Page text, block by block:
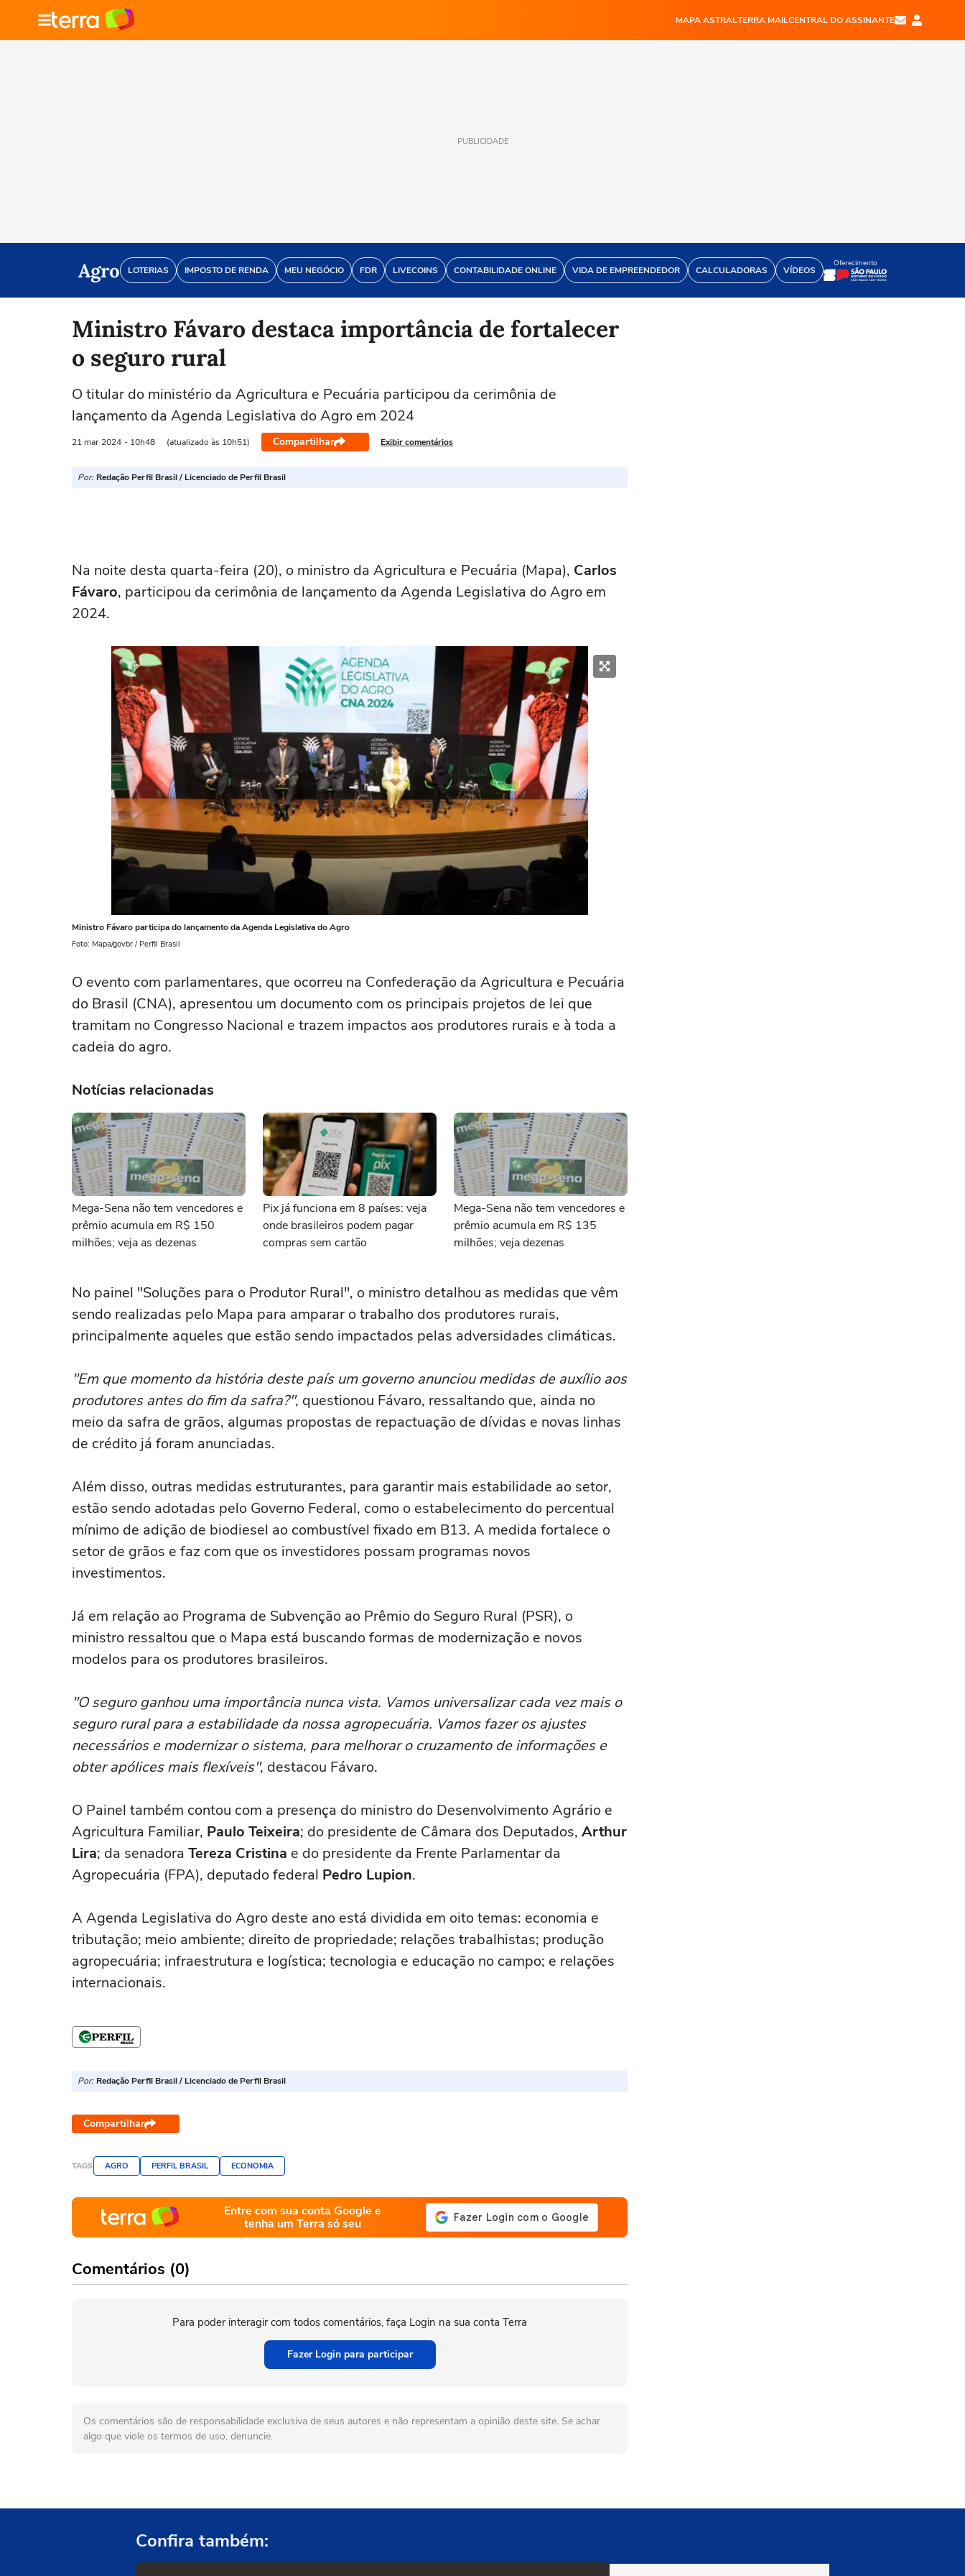
MAPA ASTRALTERRA MAILCENTRAL DO ASSINANTE
PUBLICIDADE
Agro LOTERIAS IMPOSTO DE RENDA MEU NEGÓCIO FDR LIVECOINS CONTABILIDADE ONLINE VIDA DE EMPREENDEDOR CALCULADORAS VÍDEOS
Oferecimento
Ministro Fávaro destaca importância de fortalecer
o seguro rural
O titular do ministério da Agricultura e Pecuária participou da cerimônia de
lançamento da Agenda Legislativa do Agro em 2024
21 mar 2024 - 10h48 (atualizado às 10h51) Compartilhar Exibir comentários
Por: Redação Perfil Brasil / Licenciado de Perfil Brasil
Na noite desta quarta-feira (20), o ministro da Agricultura e Pecuária (Mapa), Carlos
Fávaro, participou da cerimônia de lançamento da Agenda Legislativa do Agro em
2024.
Ministro Fávaro participa do lançamento da Agenda Legislativa do Agro
Foto: Mapa/govbr / Perfil Brasil
O evento com parlamentares, que ocorreu na Confederação da Agricultura e Pecuária
do Brasil (CNA), apresentou um documento com os principais projetos de lei que
tramitam no Congresso Nacional e trazem impactos aos produtores rurais e à toda a
cadeia do agro.
Notícias relacionadas
Mega-Sena não tem vencedores e
prêmio acumula em R$ 150
milhões; veja as dezenas
Pix já funciona em 8 países: veja
onde brasileiros podem pagar
compras sem cartão
Mega-Sena não tem vencedores e
prêmio acumula em R$ 135
milhões; veja dezenas
No painel "Soluções para o Produtor Rural", o ministro detalhou as medidas que vêm
sendo realizadas pelo Mapa para amparar o trabalho dos produtores rurais,
principalmente aqueles que estão sendo impactados pelas adversidades climáticas.
"Em que momento da história deste país um governo anunciou medidas de auxílio aos
produtores antes do fim da safra?", questionou Fávaro, ressaltando que, ainda no
meio da safra de grãos, algumas propostas de repactuação de dívidas e novas linhas
de crédito já foram anunciadas.
Além disso, outras medidas estruturantes, para garantir mais estabilidade ao setor,
estão sendo adotadas pelo Governo Federal, como o estabelecimento do percentual
mínimo de adição de biodiesel ao combustível fixado em B13. A medida fortalece o
setor de grãos e faz com que os investidores possam programas novos
investimentos.
Já em relação ao Programa de Subvenção ao Prêmio do Seguro Rural (PSR), o
ministro ressaltou que o Mapa está buscando formas de modernização e novos
modelos para os produtores brasileiros.
"O seguro ganhou uma importância nunca vista. Vamos universalizar cada vez mais o
seguro rural para a estabilidade da nossa agropecuária. Vamos fazer os ajustes
necessários e modernizar o sistema, para melhorar o cruzamento de informações e
obter apólices mais flexíveis", destacou Fávaro.
O Painel também contou com a presença do ministro do Desenvolvimento Agrário e
Agricultura Familiar, Paulo Teixeira; do presidente de Câmara dos Deputados, Arthur
Lira; da senadora Tereza Cristina e do presidente da Frente Parlamentar da
Agropecuária (FPA), deputado federal Pedro Lupion.
A Agenda Legislativa do Agro deste ano está dividida em oito temas: economia e
tributação; meio ambiente; direito de propriedade; relações trabalhistas; produção
agropecuária; infraestrutura e logística; tecnologia e educação no campo; e relações
internacionais.
Por: Redação Perfil Brasil / Licenciado de Perfil Brasil
Compartilhar
TAGS AGRO PERFIL BRASIL ECONOMIA
Entre com sua conta Google e
tenha um Terra só seu
Comentários (0)
Para poder interagir com todos comentários, faça Login na sua conta Terra
Fazer Login para participar
Os comentários são de responsabilidade exclusiva de seus autores e não representam a opinião deste site. Se achar
algo que viole os termos de uso, denuncie.
Confira também: